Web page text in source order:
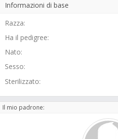
Informazioni di base
Razza:
Ha il pedigree:
Nato:
Sesso:
Sterilizzato:
Il mio padrone: